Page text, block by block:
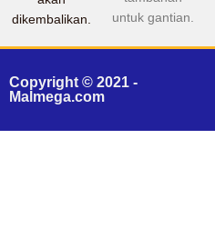
dikembalikan.
untuk gantian.
Copyright © 2021 -
Malmega.com